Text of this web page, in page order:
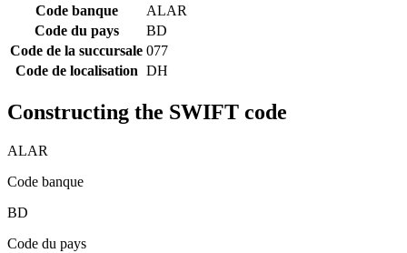
Code banque
ALAR
Code du pays
BD
Code de la succursale 077
Code de localisation DH
Constructing the SWIFT code
ALAR
Code banque
BD
Code du pays